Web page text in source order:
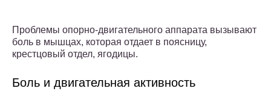
Проблемы опорно-двигательного аппарата вызывают
боль в мышцах, которая отдает в поясницу,
крестцовый отдел, ягодицы.
Боль и двигательная активность